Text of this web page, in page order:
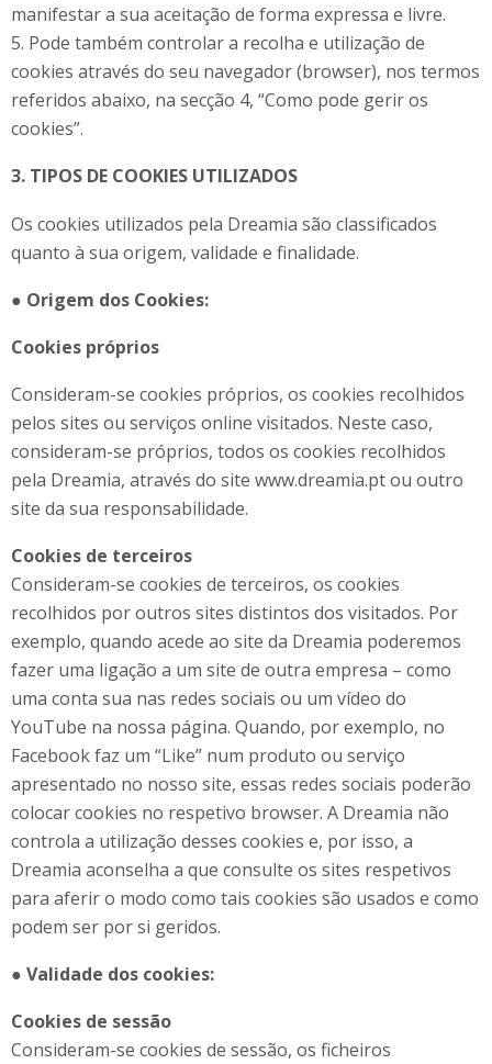
manifestar a sua aceitação de forma expressa e livre.
5. Pode também controlar a recolha e utilização de
cookies através do seu navegador (browser), nos termos
referidos abaixo, na secção 4, “Como pode gerir os
cookies”.
3. TIPOS DE COOKIES UTILIZADOS
Os cookies utilizados pela Dreamia são classificados
quanto à sua origem, validade e finalidade.
● Origem dos Cookies:
Cookies próprios
Consideram-se cookies próprios, os cookies recolhidos
pelos sites ou serviços online visitados. Neste caso,
consideram-se próprios, todos os cookies recolhidos
pela Dreamia, através do site www.dreamia.pt ou outro
site da sua responsabilidade.
Cookies de terceiros
Consideram-se cookies de terceiros, os cookies
recolhidos por outros sites distintos dos visitados. Por
exemplo, quando acede ao site da Dreamia poderemos
fazer uma ligação a um site de outra empresa – como
uma conta sua nas redes sociais ou um vídeo do
YouTube na nossa página. Quando, por exemplo, no
Facebook faz um “Like” num produto ou serviço
apresentado no nosso site, essas redes sociais poderão
colocar cookies no respetivo browser. A Dreamia não
controla a utilização desses cookies e, por isso, a
Dreamia aconselha a que consulte os sites respetivos
para aferir o modo como tais cookies são usados e como
podem ser por si geridos.
● Validade dos cookies:
Cookies de sessão
Consideram-se cookies de sessão, os ficheiros